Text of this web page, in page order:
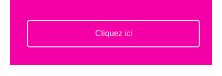
Cliquez ici